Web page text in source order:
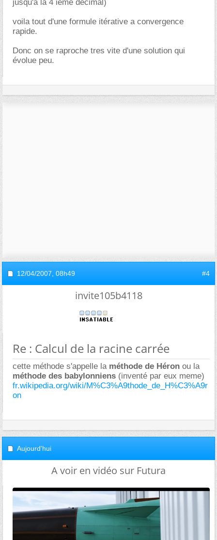
jusqu'à la 4 ieme décimal)
voila tout d'une formule itérative a convergence
rapide.
Donc on se raproche tres vite d'une solution qui
évolue peu.
12/04/2007, 08h49 #4
invite105b4118
Re : Calcul de la racine carrée
cette méthode s'appelle la méthode de Héron ou la
méthode des babylonniens (inventé par eux meme)
fr.wikipedia.org/wiki/M%C3%A9thode_de_H%C3%A9r
on
Aujourd'hui
A voir en vidéo sur Futura